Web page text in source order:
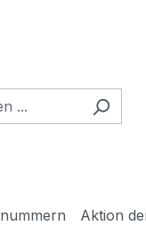
Aktion